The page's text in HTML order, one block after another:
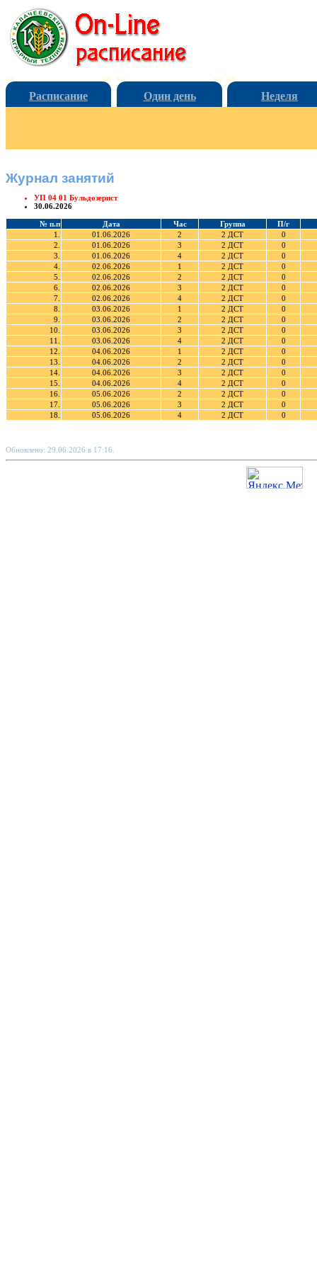
Расписание Один день Неделя
Журнал занятий
УП 04 01 Бульдозерист
30.06.2026
№ п.п Дата Час Группа
П/г
1.
01.06.2026 2 2 ДСТ
0
2.
01.06.2026 3 2 ДСТ
0
3.
01.06.2026 4 2 ДСТ
0
4.
02.06.2026 1 2 ДСТ
0
5.
02.06.2026 2 2 ДСТ
0
6.
02.06.2026 3 2 ДСТ
0
7.
02.06.2026 4 2 ДСТ
0
8.
03.06.2026 1 2 ДСТ
0
9.
03.06.2026 2 2 ДСТ
0
10.
03.06.2026 3 2 ДСТ
0
11.
03.06.2026 4 2 ДСТ
0
12.
04.06.2026 1 2 ДСТ
0
13.
04.06.2026 2 2 ДСТ
0
14.
04.06.2026 3 2 ДСТ
0
15.
04.06.2026 4 2 ДСТ
0
16.
05.06.2026 2 2 ДСТ
0
17.
05.06.2026 3 2 ДСТ
0
18.
05.06.2026 4 2 ДСТ 0
Обновлено: 29.06.2026 в 17:16.